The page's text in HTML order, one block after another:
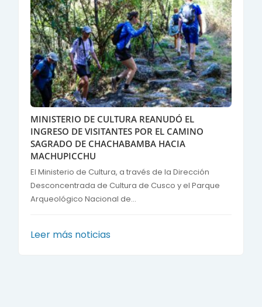
MINISTERIO DE CULTURA REANUDÓ EL
INGRESO DE VISITANTES POR EL CAMINO
SAGRADO DE CHACHABAMBA HACIA
MACHUPICCHU
El Ministerio de Cultura, a través de la Dirección
Desconcentrada de Cultura de Cusco y el Parque
Arqueológico Nacional de...
Leer más noticias